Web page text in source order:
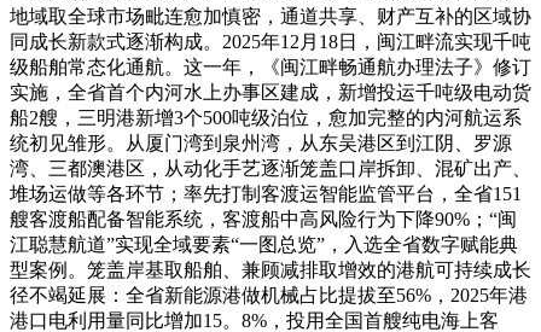
地域取全球市场毗连愈加慎密，通道共享、财产互补的区域协
同成长新款式逐渐构成。2025年12月18日，闽江畔流实现千吨
级船舶常态化通航。这一年，《闽江畔畅通航办理法子》修订
实施，全省首个内河水上办事区建成，新增投运千吨级电动货
船2艘，三明港新增3个500吨级泊位，愈加完整的内河航运系
统初见雏形。从厦门湾到泉州湾，从东吴港区到江阴、罗源
湾、三都澳港区，从动化手艺逐渐笼盖口岸拆卸、混矿出产、
堆场运做等各环节；率先打制客渡运智能监管平台，全省151
艘客渡船配备智能系统，客渡船中高风险行为下降90%；“闽
江聪慧航道”实现全域要素“一图总览”，入选全省数字赋能典
型案例。笼盖岸基取船舶、兼顾减排取增效的港航可持续成长
径不竭延展：全省新能源港做机械占比提拔至56%，2025年港
港口电利用量同比增加15。8%，投用全国首艘纯电海上客